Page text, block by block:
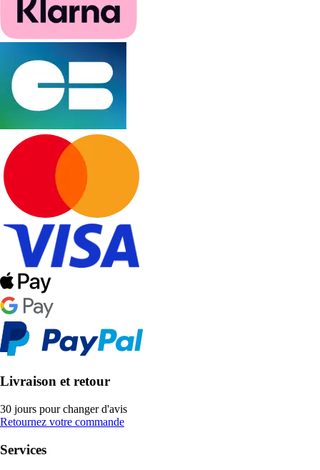
Livraison et retour
30 jours pour changer d'avis
Retournez votre commande
Services